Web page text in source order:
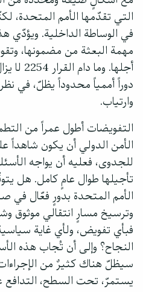
التي تقدّمها الأمم المتحدة،
في الوساطة الداخلية. ويؤدّي
مهمة البعثة من مضمونها،
أجلها.
دوراً أممياً محدوداً يظلّ،
وارتياب.
التفويضات أطول عمراً من
الأمن الدولي أن يكون شاهداً
للجدوى، فعليه أن يواجه
تأجيلها طوال عامٍ كامل. هل
الأمم المتحدة بدورٍ فعّال في
وترسيخ مسارٍ انتقالي موثوق
فبأي تفويض، ولأي غاية
النجاح؟ وإلى أن تُجاب هذه
سيظلّ هناك كثيرٌ من
يستمرّ، تحت السطح، التدافع